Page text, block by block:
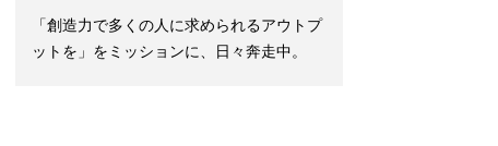
「創造力で多くの人に求められるアウトプ
ットを」をミッションに、日々奔走中。